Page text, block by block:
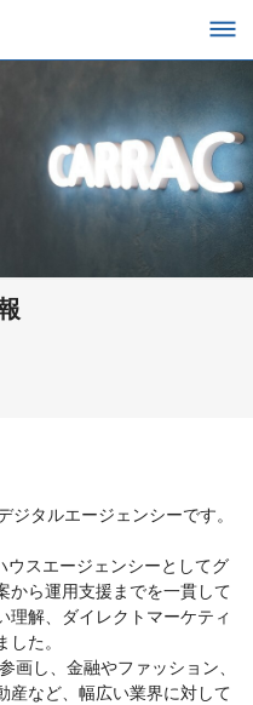
ジタルエージェンシーです。
ウスエージェンシーとしてグ
から運用支援までを一貫して
理解、ダイレクトマーケティ
た。
画し、金融やファッション、
産など、幅広い業界に対して